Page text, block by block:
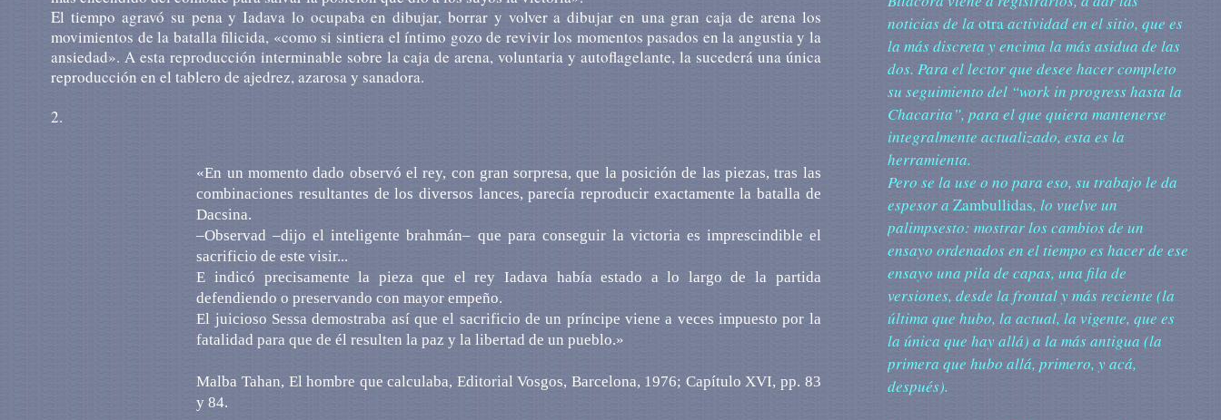
El tiempo agravó su pena y Iadava lo ocupaba en dibujar, borrar y volver a dibujar en una gran caja de arena los
movimientos de la batalla filicida, «como si sintiera el íntimo gozo de revivir los momentos pasados en la angustia y la
ansiedad». A esta reproducción interminable sobre la caja de arena, voluntaria y autoflagelante, la sucederá una única
reproducción en el tablero de ajedrez, azarosa y sanadora.
2.
«En un momento dado observó el rey, con gran sorpresa, que la posición de las piezas, tras las
combinaciones resultantes de los diversos lances, parecía reproducir exactamente la batalla de
Dacsina.
–Observad –dijo el inteligente brahmán– que para conseguir la victoria es imprescindible el
sacrificio de este visir...
E indicó precisamente la pieza que el rey Iadava había estado a lo largo de la partida
defendiendo o preservando con mayor empeño.
El juicioso Sessa demostraba así que el sacrificio de un príncipe viene a veces impuesto por la
fatalidad para que de él resulten la paz y la libertad de un pueblo.»
Malba Tahan, El hombre que calculaba, Editorial Vosgos, Barcelona, 1976; Capítulo XVI, pp. 83
y 84.
noticias de la otraactividad en el sitio, que es
la más discreta y encima la más asidua de las
dos. Para el lector que desee hacer completo
su seguimiento del “work in progress hasta la
Chacarita”, para el que quiera mantenerse
integralmente actualizado, esta es la
herramienta.
Pero se la use o no para eso, su trabajo le da
espesor a Zambullidas, lo vuelve un
palimpsesto: mostrar los cambios de un
ensayo ordenados en el tiempo es hacer de ese
ensayo una pila de capas, una fila de
versiones, desde la frontal y más reciente (la
última que hubo, la actual, la vigente, que es
la única que hay allá) a la más antigua (la
primera que hubo allá, primero, y acá,
después).